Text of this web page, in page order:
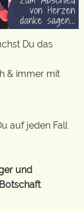
Du das
& immer mit
auf jeden Fall
und